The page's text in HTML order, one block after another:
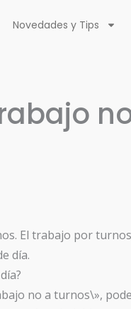
Novedades y Tips
El trabajo por
día.
no a turnos\»,